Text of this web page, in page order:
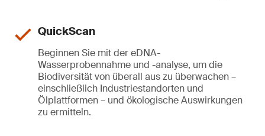
QuickScan
Beginnen Sie mit der eDNA-
Wasserprobennahme und -analyse, um die
Biodiversität von überall aus zu überwachen –
einschließlich Industriestandorten und
Ölplattformen – und ökologische Auswirkungen
zu ermitteln.